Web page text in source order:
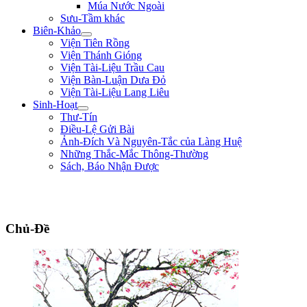
Múa Nước Ngoài
Sưu-Tầm khác
Biên-Khảo
Viện Tiên Rồng
Viện Thánh Gióng
Viện Tài-Liệu Trầu Cau
Viện Bàn-Luận Dưa Đỏ
Viện Tài-Liệu Lang Liêu
Sinh-Hoạt
Thư-Tín
Điều-Lệ Gửi Bài
Ảnh-Đích Và Nguyên-Tắc của Làng Huệ
Những Thắc-Mắc Thông-Thường
Sách, Báo Nhận Được
Chủ-Đề